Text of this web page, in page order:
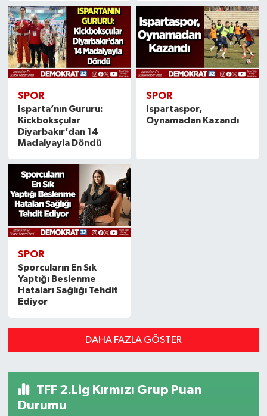
SPOR
Isparta’nın Gururu:
Kickboksçular
Diyarbakır’dan 14
Madalyayla Döndü
SPOR
Ispartaspor,
Oynamadan Kazandı
SPOR
Sporcuların En Sık
Yaptığı Beslenme
Hataları Sağlığı Tehdit
Ediyor
DAHA FAZLA GÖSTER
TFF 2.Lig Kırmızı Grup Puan
Durumu